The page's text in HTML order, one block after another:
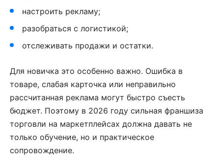
настроить рекламу;
разобраться с логистикой;
отслеживать продажи и остатки.
Для новичка это особенно важно. Ошибка в
товаре, слабая карточка или неправильно
рассчитанная реклама могут быстро съесть
бюджет. Поэтому в 2026 году сильная франшиза
торговли на маркетплейсах должна давать не
только обучение, но и практическое
сопровождение.